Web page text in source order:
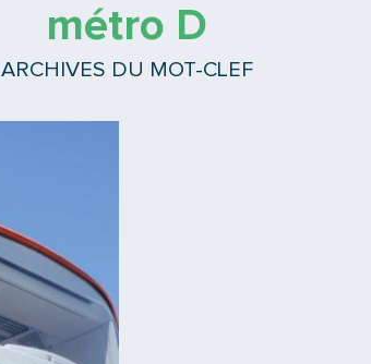
métro D
ARCHIVES DU MOT-CLEF